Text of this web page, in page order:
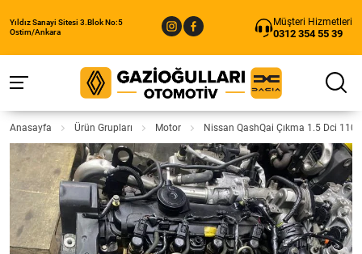
Yıldız Sanayi Sitesi 3.Blok No:5
Ostim/Ankara
Müşteri Hizmetleri
0312 354 55 39
Anasayfa Ürün Grupları Motor Nissan QashQai Çıkma 1.5 Dci 110